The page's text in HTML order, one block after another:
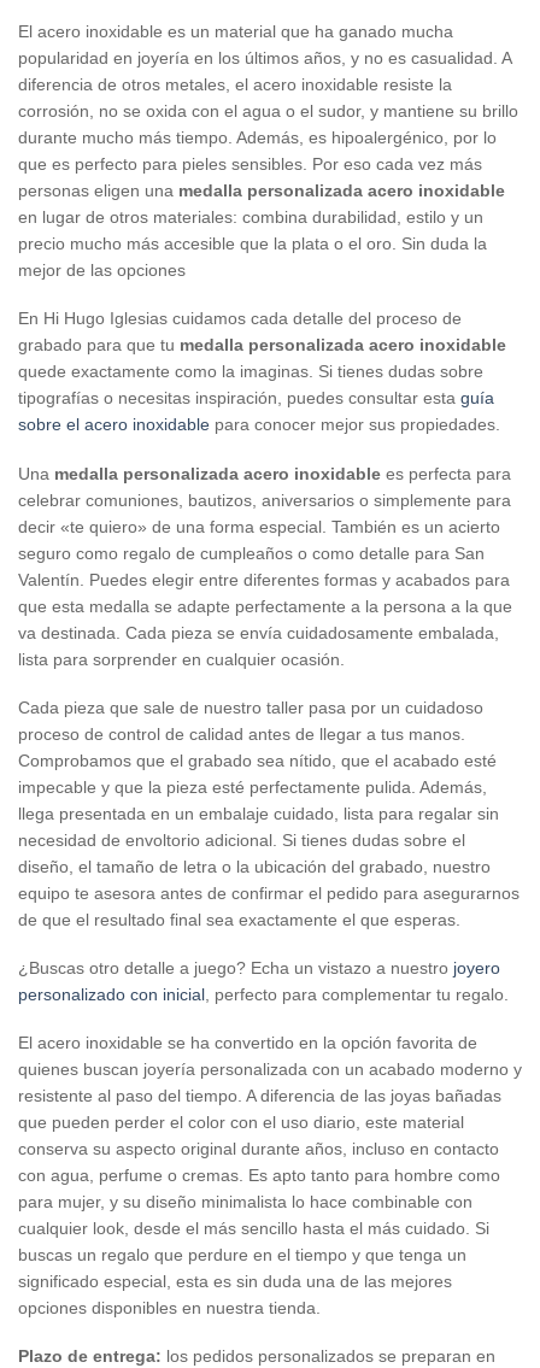
El acero inoxidable es un material que ha ganado mucha
popularidad en joyería en los últimos años, y no es casualidad. A
diferencia de otros metales, el acero inoxidable resiste la
corrosión, no se oxida con el agua o el sudor, y mantiene su brillo
durante mucho más tiempo. Además, es hipoalergénico, por lo
que es perfecto para pieles sensibles. Por eso cada vez más
personas eligen una medalla personalizada acero inoxidable
en lugar de otros materiales: combina durabilidad, estilo y un
precio mucho más accesible que la plata o el oro. Sin duda la
mejor de las opciones
En Hi Hugo Iglesias cuidamos cada detalle del proceso de
grabado para que tu medalla personalizada acero inoxidable
quede exactamente como la imaginas. Si tienes dudas sobre
tipografías o necesitas inspiración, puedes consultar esta guía
sobre el acero inoxidable para conocer mejor sus propiedades.
Una medalla personalizada acero inoxidable es perfecta para
celebrar comuniones, bautizos, aniversarios o simplemente para
decir «te quiero» de una forma especial. También es un acierto
seguro como regalo de cumpleaños o como detalle para San
Valentín. Puedes elegir entre diferentes formas y acabados para
que esta medalla se adapte perfectamente a la persona a la que
va destinada. Cada pieza se envía cuidadosamente embalada,
lista para sorprender en cualquier ocasión.
Cada pieza que sale de nuestro taller pasa por un cuidadoso
proceso de control de calidad antes de llegar a tus manos.
Comprobamos que el grabado sea nítido, que el acabado esté
impecable y que la pieza esté perfectamente pulida. Además,
llega presentada en un embalaje cuidado, lista para regalar sin
necesidad de envoltorio adicional. Si tienes dudas sobre el
diseño, el tamaño de letra o la ubicación del grabado, nuestro
equipo te asesora antes de confirmar el pedido para asegurarnos
de que el resultado final sea exactamente el que esperas.
¿Buscas otro detalle a juego? Echa un vistazo a nuestro joyero
personalizado con inicial , perfecto para complementar tu regalo.
El acero inoxidable se ha convertido en la opción favorita de
quienes buscan joyería personalizada con un acabado moderno y
resistente al paso del tiempo. A diferencia de las joyas bañadas
que pueden perder el color con el uso diario, este material
conserva su aspecto original durante años, incluso en contacto
con agua, perfume o cremas. Es apto tanto para hombre como
para mujer, y su diseño minimalista lo hace combinable con
cualquier look, desde el más sencillo hasta el más cuidado. Si
buscas un regalo que perdure en el tiempo y que tenga un
significado especial, esta es sin duda una de las mejores
opciones disponibles en nuestra tienda.
Plazo de entrega: los pedidos personalizados se preparan en